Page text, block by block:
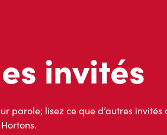
invités
parole; lisez ce que d’autres